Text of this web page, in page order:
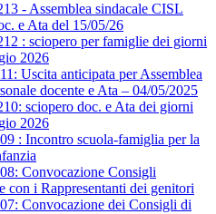
- Assemblea sindacale CISL
e Ata del 15/05/26
: sciopero per famiglie dei giorni
2026
Uscita anticipata per Assemblea
docente e Ata – 04/05/2025
sciopero doc. e Ata dei giorni
2026
: Incontro scuola-famiglia per la
Convocazione Consigli
con i Rappresentanti dei genitori
Convocazione dei Consigli di